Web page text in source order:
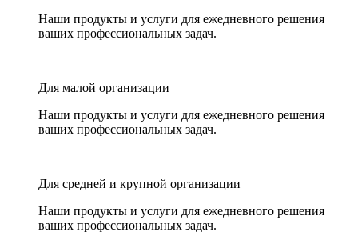
Наши продукты и услуги для ежедневного решения
ваших профессиональных задач.
Для малой организации
Наши продукты и услуги для ежедневного решения
ваших профессиональных задач.
Для средней и крупной организации
Наши продукты и услуги для ежедневного решения
ваших профессиональных задач.